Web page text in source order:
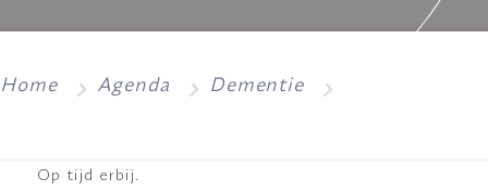
Home Agenda Dementie
Op tijd erbij.